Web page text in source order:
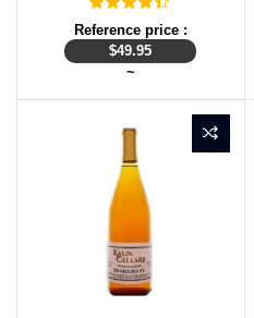
Reference price :
$49.95
~